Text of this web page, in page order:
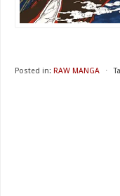
Posted in: RAW MANGA ⋅